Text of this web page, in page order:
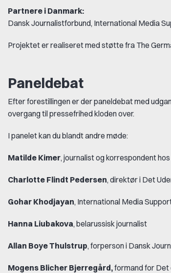
Partnere i Danmark:
Dansk Journalistforbund, International Media
Projektet er realiseret med støtte fra The
Paneldebat
Efter forestillingen er der paneldebat med
overgang til pressefrihed kloden over.
I panelet kan du blandt andre møde:
Matilde Kimer, journalist og korrespondent
Charlotte Flindt Pedersen, direktør i Det
Gohar Khodjayan, International Media
Hanna Liubakova, belarussisk journalist
Allan Boye Thulstrup, forperson i Dansk
Mogens Blicher Bjerregård,formand for